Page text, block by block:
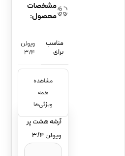
مشخصات
محصول:
مناسب
برای
ویولن
3/4
مشاهده
همه
ویژگی‌ها
آرشه هشت پر
ویولن 3/4